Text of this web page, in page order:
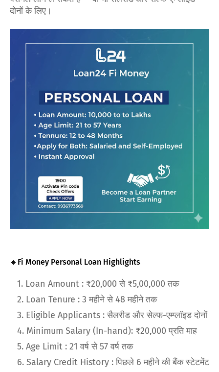
दोनों के लिए।
🔹Fi Money Personal Loan Highlights
Loan Amount : ₹20,000 से ₹5,00,000 तक
Loan Tenure : 3 महीने से 48 महीने तक
Eligible Applicants : सैलरीड और सेल्फ-एम्प्लॉइड दोनों
Minimum Salary (In-hand): ₹20,000 प्रति माह
Age Limit : 21 वर्ष से 57 वर्ष तक
Salary Credit History : पिछले 6 महीने की बैंक स्टेटमेंट